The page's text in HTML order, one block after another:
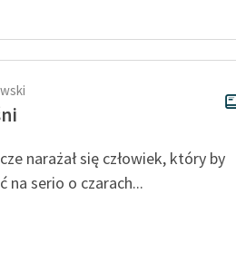
narażał się człowiek, który by
na serio o czarach...